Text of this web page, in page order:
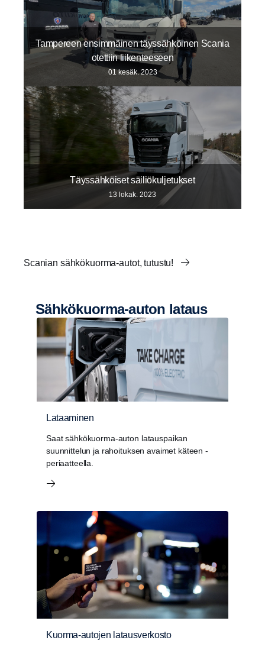
Tampereen ensimmäinen täyssähköinen Scania
otettiin liikenteeseen
01 kesäk. 2023
Täyssähköiset säiliökuljetukset
13 lokak. 2023
Scanian sähkökuorma-autot, tutustu!
Sähkökuorma-​auton lataus
Lataaminen
Saat sähkökuorma-auton latauspaikan
suunnittelun ja rahoituksen avaimet käteen -
periaatteella.
Kuorma-autojen latausverkosto